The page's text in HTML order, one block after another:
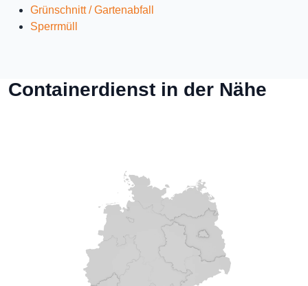
Grünschnitt / Gartenabfall
Sperrmüll
Containerdienst in der Nähe